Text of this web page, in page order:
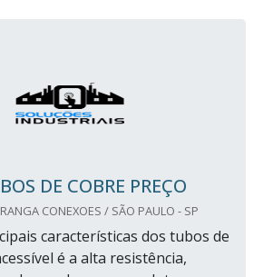
DE COBRE PREÇO
CONEXOES / SÃO PAULO - SP
características dos tubos de
é a alta resistência,